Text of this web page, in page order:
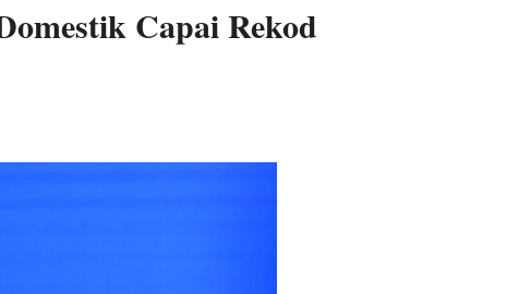
Français
Capai Rekod